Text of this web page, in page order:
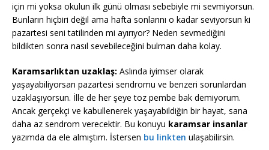
için mi yoksa okulun ilk günü olması sebebiyle mi sevmiyorsun.
Bunların hiçbiri değil ama hafta sonlarını o kadar seviyorsun ki
pazartesi seni tatilinden mi ayırıyor? Neden sevmediğini
bildikten sonra nasıl sevebileceğini bulman daha kolay.
Karamsarlıktan uzaklaş: Aslında iyimser olarak
yaşayabiliyorsan pazartesi sendromu ve benzeri sorunlardan
uzaklaşıyorsun. İlle de her şeye toz pembe bak demiyorum.
Ancak gerçekçi ve kabullenerek yaşayabildiğin bir hayat, sana
daha az sendrom verecektir. Bu konuyu karamsar insanlar
yazımda da ele almıştım. İstersen bu linkten ulaşabilirsin.